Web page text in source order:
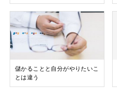
儲かることと自分がやりたいこ
とは違う